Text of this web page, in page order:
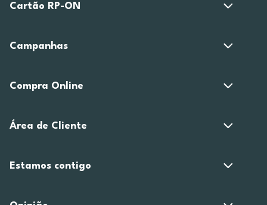
Cartão RP-ON
Campanhas
Compra Online
Área de Cliente
Estamos contigo